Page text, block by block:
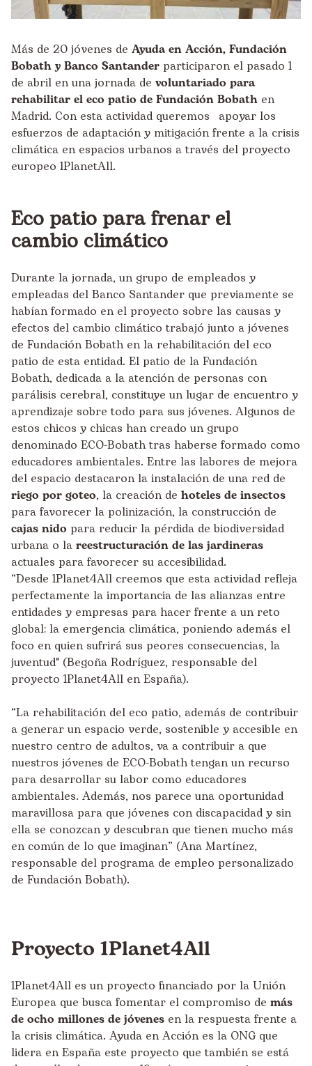
Más de 20 jóvenes de Ayuda en Acción, Fundación
Bobath y Banco Santander participaron el pasado 1
de abril en una jornada de voluntariado para
rehabilitar el eco patio de Fundación Bobath en
Madrid. Con esta actividad queremos apoyar los
esfuerzos de adaptación y mitigación frente a la crisis
climática en espacios urbanos a través del proyecto
europeo 1PlanetAll.
Eco patio para frenar el
cambio climático
Durante la jornada, un grupo de empleados y
empleadas del Banco Santander que previamente se
habían formado en el proyecto sobre las causas y
efectos del cambio climático trabajó junto a jóvenes
de Fundación Bobath en la rehabilitación del eco
patio de esta entidad. El patio de la Fundación
Bobath, dedicada a la atención de personas con
parálisis cerebral, constituye un lugar de encuentro y
aprendizaje sobre todo para sus jóvenes. Algunos de
estos chicos y chicas han creado un grupo
denominado ECO-Bobath tras haberse formado como
educadores ambientales. Entre las labores de mejora
del espacio destacaron la instalación de una red de
riego por goteo, la creación de hoteles de insectos
para favorecer la polinización, la construcción de
cajas nido para reducir la pérdida de biodiversidad
urbana o la reestructuración de las jardineras
actuales para favorecer su accesibilidad.
“Desde 1Planet4All creemos que esta actividad refleja
perfectamente la importancia de las alianzas entre
entidades y empresas para hacer frente a un reto
global: la emergencia climática, poniendo además el
foco en quien sufrirá sus peores consecuencias, la
juventud" (Begoña Rodríguez, responsable del
proyecto 1Planet4All en España).
“La rehabilitación del eco patio, además de contribuir
a generar un espacio verde, sostenible y accesible en
nuestro centro de adultos, va a contribuir a que
nuestros jóvenes de ECO-Bobath tengan un recurso
para desarrollar su labor como educadores
ambientales. Además, nos parece una oportunidad
maravillosa para que jóvenes con discapacidad y sin
ella se conozcan y descubran que tienen mucho más
en común de lo que imaginan” (Ana Martínez,
responsable del programa de empleo personalizado
de Fundación Bobath).
Proyecto 1Planet4All
1Planet4All es un proyecto financiado por la Unión
Europea que busca fomentar el compromiso de más
de ocho millones de jóvenes en la respuesta frente a
la crisis climática. Ayuda en Acción es la ONG que
lidera en España este proyecto que también se está